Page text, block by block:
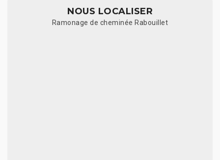
NOUS LOCALISER
Ramonage de cheminée Rabouillet